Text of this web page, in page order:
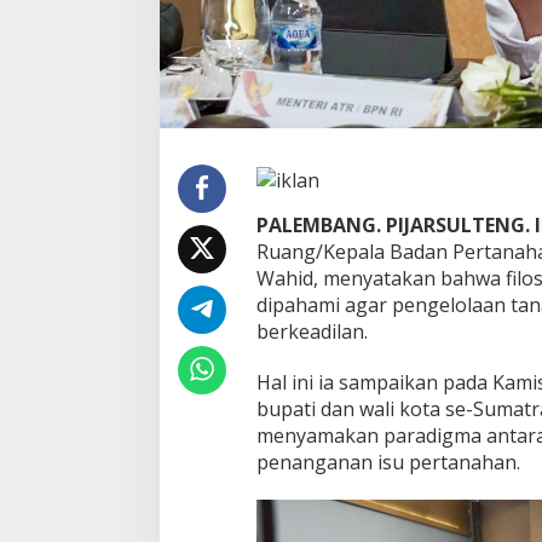
i
d
a
n
k
e
a
d
,
M
e
t
e
r
PALEMBANG. PIJARSULTENG.
Ruang/Kepala Badan
Wahid, menyatakan bahwa
dipahami agar pengelolaan
berkeadilan.
Hal ini ia sampaikan pada
bupati dan wali kota se-
menyamakan paradigma
penanganan isu pertanahan.